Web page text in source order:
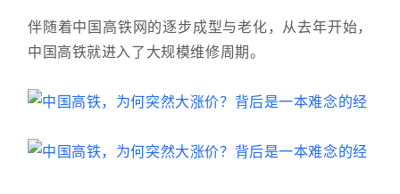
伴随着中国高铁网的逐步成型与老化，从去年开始，
中国高铁就进入了大规模维修周期。